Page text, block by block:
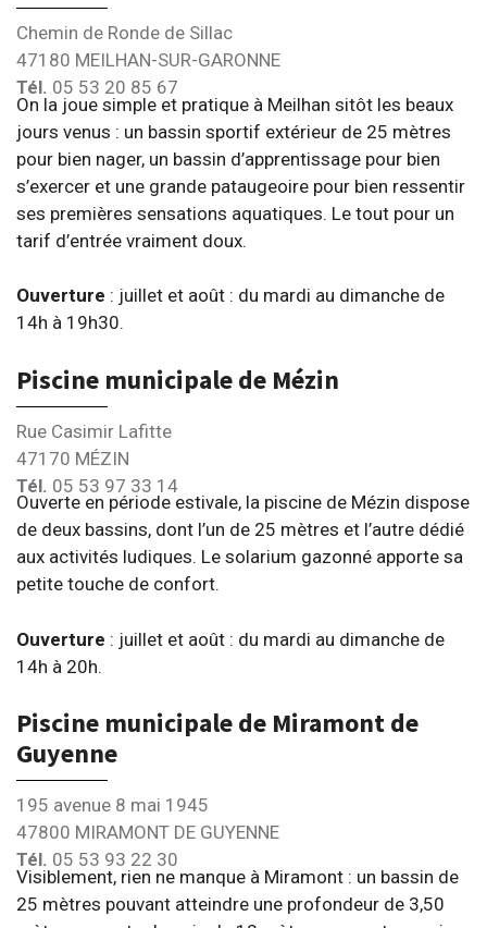
Chemin de Ronde de Sillac
47180 MEILHAN-SUR-GARONNE
Tél. 05 53 20 85 67
On la joue simple et pratique à Meilhan sitôt les beaux
jours venus : un bassin sportif extérieur de 25 mètres
pour bien nager, un bassin d’apprentissage pour bien
s’exercer et une grande pataugeoire pour bien ressentir
ses premières sensations aquatiques. Le tout pour un
tarif d’entrée vraiment doux.
Ouverture : juillet et août : du mardi au dimanche de
14h à 19h30.
Piscine municipale de Mézin
Rue Casimir Lafitte
47170 MÉZIN
Tél. 05 53 97 33 14
Ouverte en période estivale, la piscine de Mézin dispose
de deux bassins, dont l’un de 25 mètres et l’autre dédié
aux activités ludiques. Le solarium gazonné apporte sa
petite touche de confort.
Ouverture : juillet et août : du mardi au dimanche de
14h à 20h.
Piscine municipale de Miramont de
Guyenne
195 avenue 8 mai 1945
47800 MIRAMONT DE GUYENNE
Tél. 05 53 93 22 30
Visiblement, rien ne manque à Miramont : un bassin de
25 mètres pouvant atteindre une profondeur de 3,50